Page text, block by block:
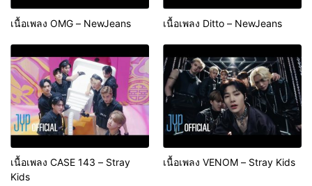
เนื้อเพลง OMG – NewJeans เนื้อเพลง Ditto – NewJeans
เนื้อเพลง CASE 143 – Stray
Kids
เนื้อเพลง VENOM – Stray Kids